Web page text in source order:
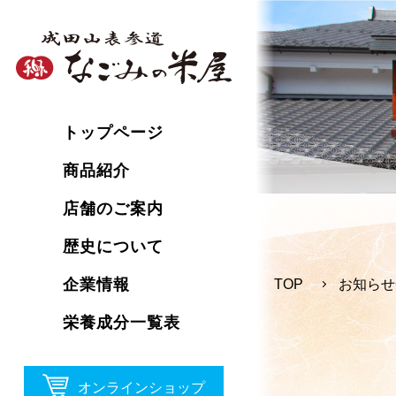
トップページ
商品紹介
店舗のご案内
歴史について
企業情報
栄養成分一覧表
オンラインショップ
TOP お知ら